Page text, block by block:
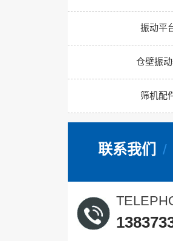
振动平
仓壁振
筛机配
联系我们 /